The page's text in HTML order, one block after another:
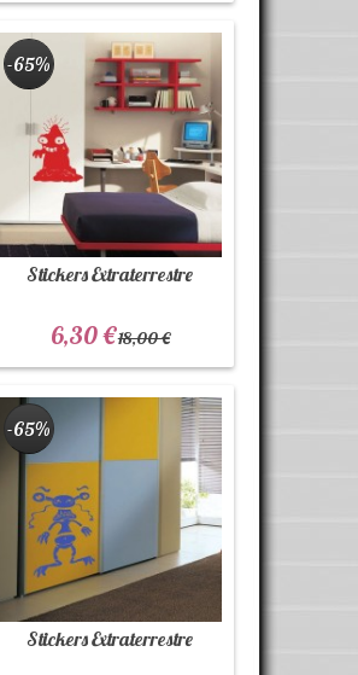
Stickers Extraterrestre
-65%
6,30 €18,00 €
Stickers Extraterrestre
-65%